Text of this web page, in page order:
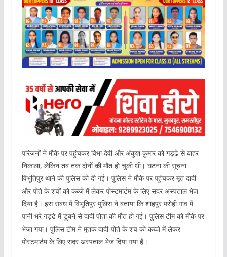
परिजनों ने मौके पर पहुंचकर विभा देवी और अंकुश कुमार को गड्ढे से बाहर
निकाला, लेकिन तब तक दोनों की मौत हो चुकी थी। घटना की सूचना
विभूतिपुर थाने की पुलिस को दी गई। पुलिस ने मौके पर पहुंचकर मृत दादी
और पोते के शवों को कब्जे में लेकर पोस्टमार्टम के लिए सदर अस्पताल भेज
दिया है। इस संबंध में विभूतिपुर पुलिस ने बताया कि शाहपुर परोही गांव में
पानी भरे गड्ढे में डूबने से दादी पोता की मौत हो गई। पुलिस टीम को मौके पर
भेजा गया। पुलिस टीम ने मृतक दादी-पोते के शव को कब्जे में लेकर
पोस्टमार्टम के लिए सदर अस्पताल भेज दिया गया है।